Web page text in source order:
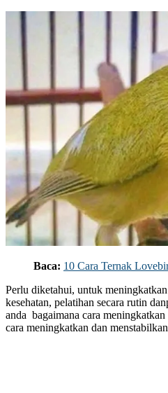
Baca: 10 Cara Ternak
Perlu diketahui, untuk
kesehatan, pelatihan secara rutin
anda bagaimana cara
cara meningkatkan dan